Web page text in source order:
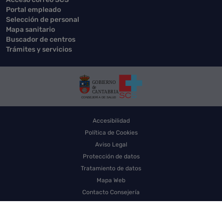
Portal empleado
Selección de personal
Mapa sanitario
Buscador de centros
Trámites y servicios
Accesibilidad
Política de Cookies
Aviso Legal
Protección de datos
Tratamiento de datos
Mapa Web
Contacto Consejería